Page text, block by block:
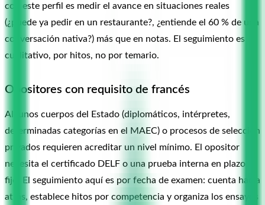
con este perfil es medir el avance en situaciones reales
(¿puede ya pedir en un restaurante?, ¿entiende el 60 % de una
conversación nativa?) más que en notas. El seguimiento es
cualitativo, por hitos, no por temario.
Opositores con requisito de francés
Algunos cuerpos del Estado (diplomáticos, intérpretes,
determinadas categorías en el MAEC) o procesos de selección
privados requieren acreditar un nivel mínimo. El opositor
necesita el certificado DELF o una prueba interna en plazo
fijo. El seguimiento aquí es por fecha de examen: cuenta hacia
atrás, establece hitos por competencia y organiza los ensayos